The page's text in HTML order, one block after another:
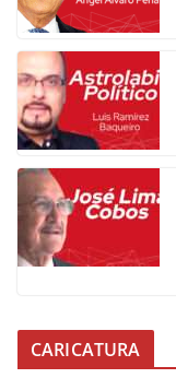
CARICATURA